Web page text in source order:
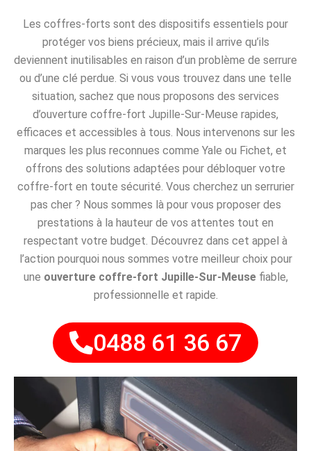
Les coffres-forts sont des dispositifs essentiels pour
protéger vos biens précieux, mais il arrive qu’ils
deviennent inutilisables en raison d’un problème de serrure
ou d’une clé perdue. Si vous vous trouvez dans une telle
situation, sachez que nous proposons des services
d’ouverture coffre-fort Jupille-Sur-Meuse rapides,
efficaces et accessibles à tous. Nous intervenons sur les
marques les plus reconnues comme Yale ou Fichet, et
offrons des solutions adaptées pour débloquer votre
coffre-fort en toute sécurité. Vous cherchez un serrurier
pas cher ? Nous sommes là pour vous proposer des
prestations à la hauteur de vos attentes tout en
respectant votre budget. Découvrez dans cet appel à
l’action pourquoi nous sommes votre meilleur choix pour
une ouverture coffre-fort Jupille-Sur-Meusefiable,
professionnelle et rapide.
0488 61 36 67